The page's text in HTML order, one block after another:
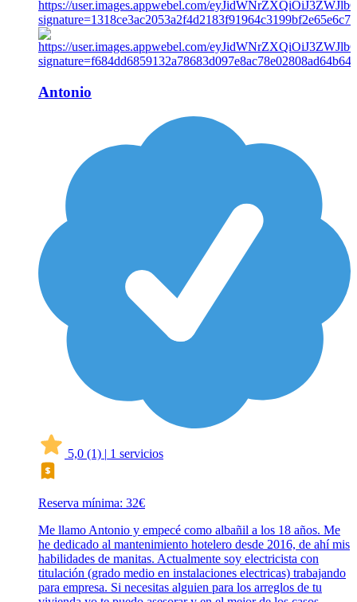
Antonio
5,0 (1) | 1 servicios
Reserva mínima: 32€
Me llamo Antonio y empecé como albañil a los 18 años. Me
he dedicado al mantenimiento hotelero desde 2016, de ahí mis
habilidades de manitas. Actualmente soy electricista con
titulación (grado medio en instalaciones electricas) trabajando
para empresa. Si necesitas alguien para los arreglos de tu